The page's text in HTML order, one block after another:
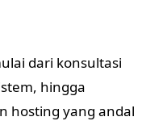
dari konsultasi
hingga
hosting yang andal